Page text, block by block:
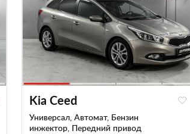
Kia Ceed
Универсал, Автомат, Бензин
инжектор, Передний привод